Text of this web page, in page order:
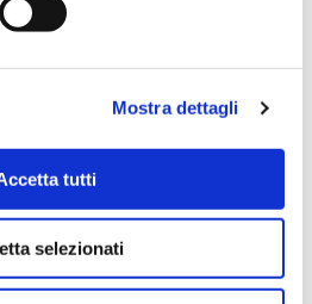
Mostra dettagli
tutti
selezionati
categoria
Civile